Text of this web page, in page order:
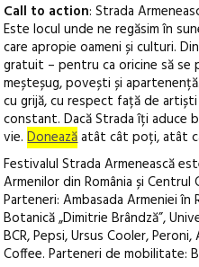
Call to action: Strada
Este locul unde ne regăsim în
care apropie oameni și culturi.
gratuit – pentru ca oricine să se
meșteșug, povești și
cu grijă, cu respect față de
constant. Dacă Strada îți aduce
vie.Doneazăatât cât poți, atât
Festivalul Strada Armenească
Armenilor din România și
Parteneri: Ambasada Armeniei în
Botanică „Dimitrie Brândză”,
BCR, Pepsi, Ursus Cooler,
Coffee. Parteneri de mobilitate: